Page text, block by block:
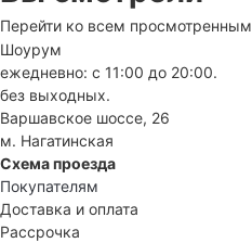
Перейти ко всем просмотренным
Шоурум
ежедневно: с 11:00 до 20:00.
без выходных.
Варшавское шоссе, 26
м. Нагатинская
Схема проезда
Покупателям
Доставка и оплата
Рассрочка